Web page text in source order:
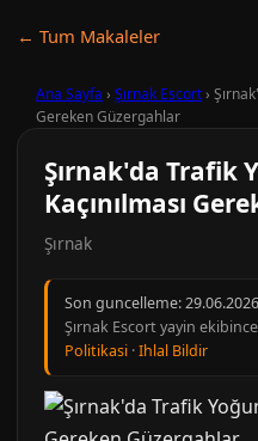
← Tum Makaleler
Ana Sayfa › Şırnak Escort›
Gereken Güzergahlar
Şırnak'da Trafik
Kaçınılması
Şırnak
Son guncelleme:29.06.2026
Şırnak Escort yayin
Politikasi ·Ihlal Bildir